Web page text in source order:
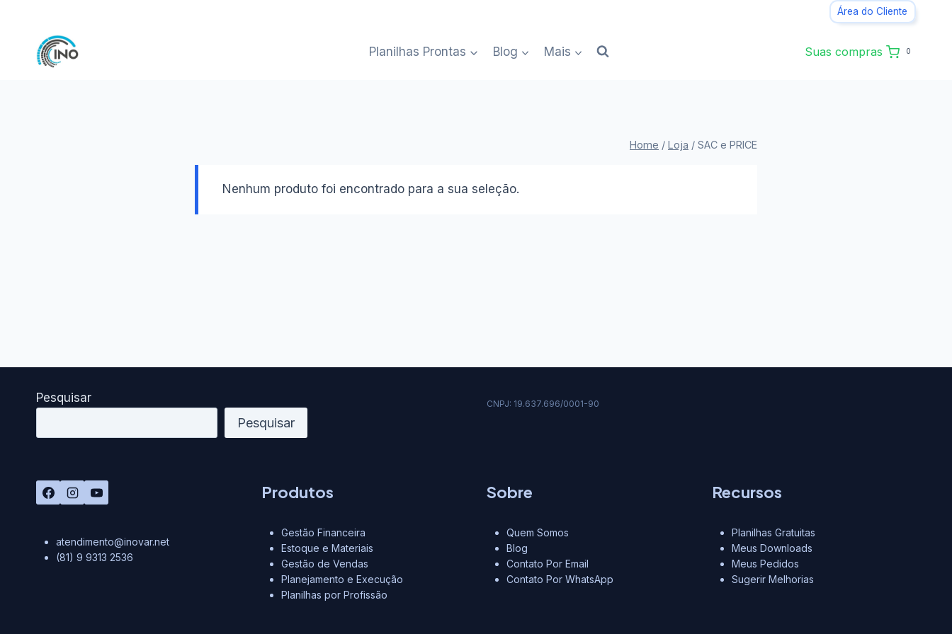
Conteúdo
Área do Cliente
Planilhas Prontas Blog Mais Suas compras 0
Home / Loja / SAC e PRICE
Nenhum produto foi encontrado para a sua seleção.
Pesquisar
Pesquisar
CNPJ: 19.637.696/0001-90
atendimento@inovar.net
(81) 9 9313 2536
Produtos
Gestão Financeira
Estoque e Materiais
Gestão de Vendas
Planejamento e Execução
Planilhas por Profissão
Sobre
Quem Somos
Blog
Contato Por Email
Contato Por WhatsApp
Recursos
Planilhas Gratuitas
Meus Downloads
Meus Pedidos
Sugerir Melhorias